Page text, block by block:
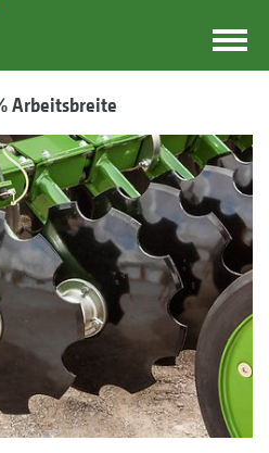
Arbeitsbreite